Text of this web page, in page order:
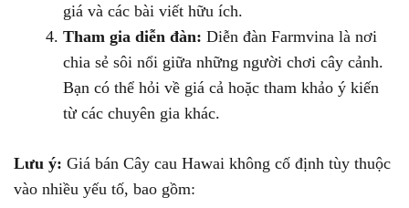
giá và các bài viết hữu ích.
Tham gia diễn đàn: Diễn đàn Farmvina là nơi
chia sẻ sôi nổi giữa những người chơi cây cảnh.
Bạn có thể hỏi về giá cả hoặc tham khảo ý kiến
từ các chuyên gia khác.
Lưu ý: Giá bán Cây cau Hawai không cố định tùy thuộc
vào nhiều yếu tố, bao gồm: